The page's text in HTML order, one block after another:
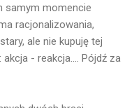
samym momencie
racjonalizowania,
ale nie kupuję tej
- reakcja.... Pójdź za